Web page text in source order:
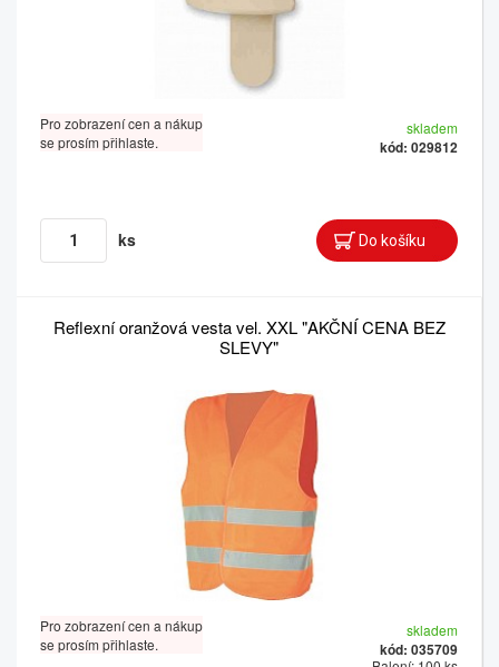
Pro zobrazení cen a nákup
se prosím přihlaste.
skladem
kód: 029812
ks
Reflexní oranžová vesta vel. XXL "AKČNÍ CENA BEZ
SLEVY"
Pro zobrazení cen a nákup
se prosím přihlaste.
skladem
kód: 035709